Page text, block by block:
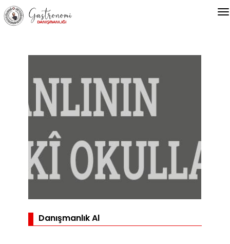
Danışmanlık Al